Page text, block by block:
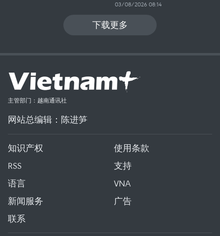
03/08/2026 08:14
下载更多
主管部门：越南通讯社
网站总编辑：陈进笋
知识产权
使用条款
RSS
支持
语言
VNA
新闻服务
广告
联系